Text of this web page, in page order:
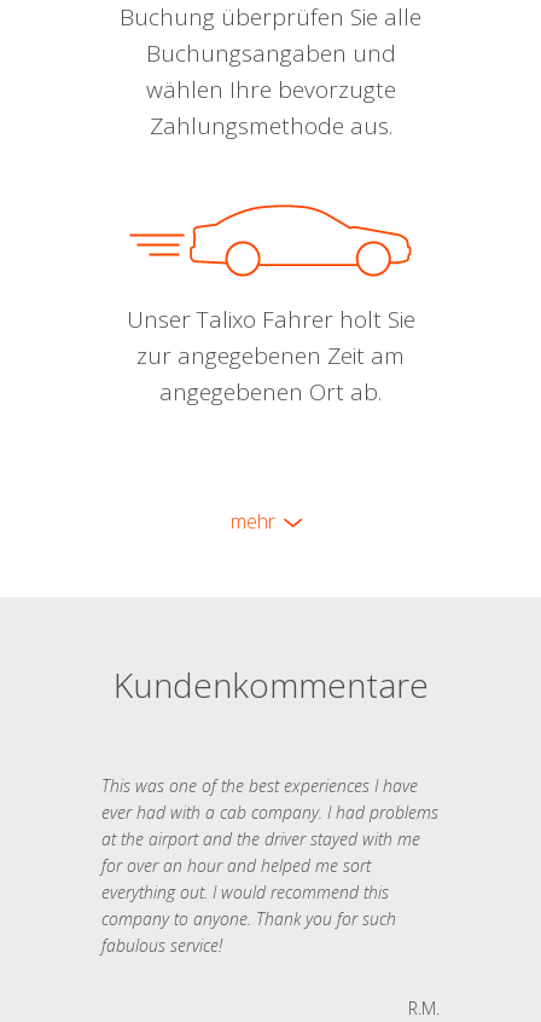
Buchung überprüfen Sie alle
Buchungsangaben und
wählen Ihre bevorzugte
Zahlungsmethode aus.
Unser Talixo Fahrer holt Sie
zur angegebenen Zeit am
angegebenen Ort ab.
mehr
Kundenkommentare
This was one of the best experiences I have
ever had with a cab company. I had problems
at the airport and the driver stayed with me
for over an hour and helped me sort
everything out. I would recommend this
company to anyone. Thank you for such
fabulous service!
R.M.